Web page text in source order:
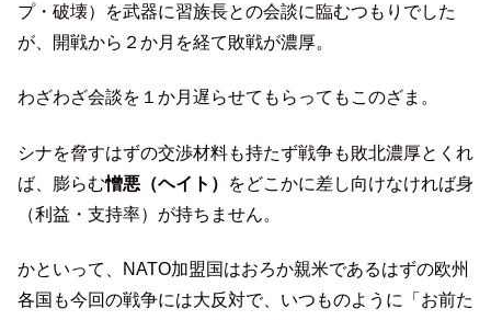
プ・破壊）を武器に習族長との会談に臨むつもりでした
が、開戦から２か月を経て敗戦が濃厚。
わざわざ会談を１か月遅らせてもらってもこのざま。
シナを脅すはずの交渉材料も持たず戦争も敗北濃厚とくれ
ば、膨らむ憎悪（ヘイト）
をどこかに差し向けなければ身
（利益・支持率）が持ちません。
かといって、NATO加盟国はおろか親米であるはずの欧州
各国も今回の戦争には大反対で、いつものように「お前た